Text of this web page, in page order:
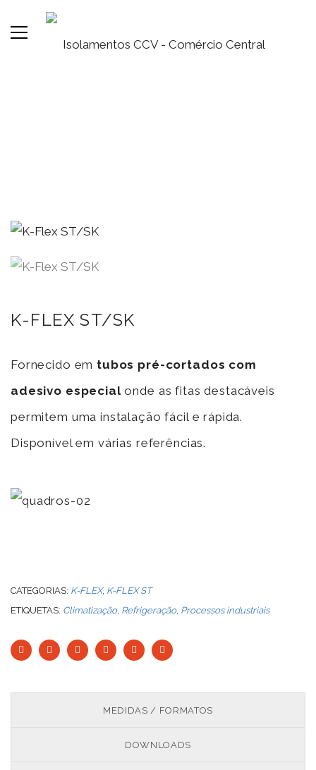
K-FLEX ST/SK
Fornecido em tubos pré-cortados com
adesivo especialonde as fitas destacáveis
permitem uma instalação fácil e rápida.
Disponível em várias referências.
CATEGORIAS: K-FLEX, K-FLEX ST
ETIQUETAS: Climatização, Refrigeração, Processos industriais
MEDIDAS / FORMATOS
DOWNLOADS